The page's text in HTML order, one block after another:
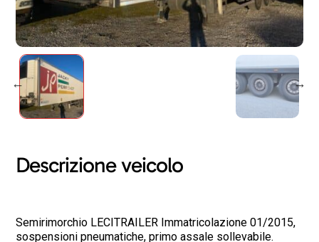
Descrizione veicolo
Semirimorchio LECITRAILER Immatricolazione 01/2015,
sospensioni pneumatiche, primo assale sollevabile.